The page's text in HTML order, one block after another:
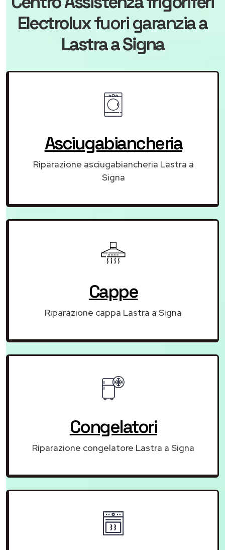
Electroluxfuori garanziaa
Lastra a Signa
Asciugabiancheria
Riparazione asciugabiancheria Lastra a
Signa
Cappe
Riparazione cappa Lastra a Signa
Congelatori
Riparazione congelatore Lastra a Signa